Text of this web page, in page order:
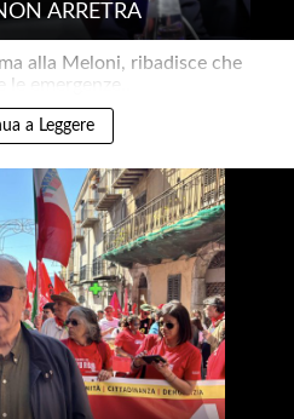
ARRETRA
alla Meloni, ribadisce che
emergenze..
a Leggere